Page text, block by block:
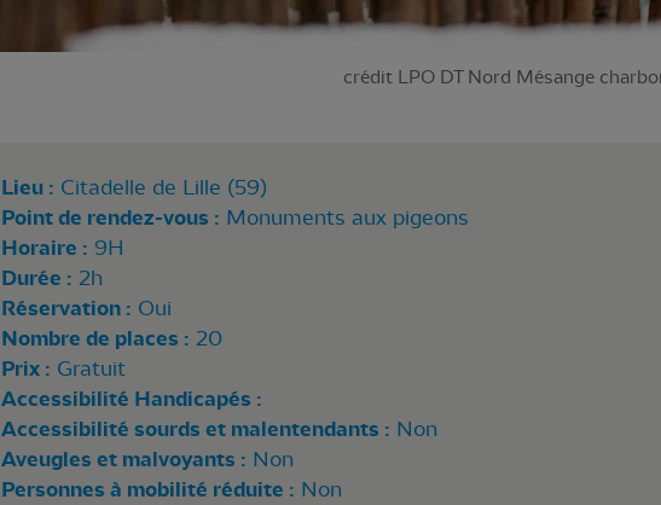
crédit LPO DT Nord Mésange
Lieu : Citadelle de Lille (59)
Point de rendez-vous : Monuments aux pigeons
Horaire : 9H
Durée : 2h
Réservation : Oui
Nombre de places : 20
Prix : Gratuit
Accessibilité Handicapés :
Accessibilité sourds et malentendants : Non
Aveugles et malvoyants : Non
Personnes à mobilité réduite : Non